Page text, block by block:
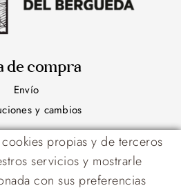
de compra
Envío
y cambios
248 331
propias y de terceros
servicios y mostrarle
con sus preferencias